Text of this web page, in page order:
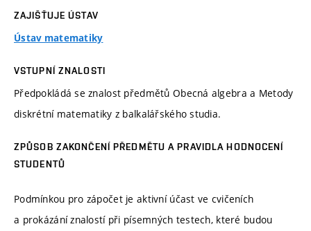
ZAJIŠŤUJE ÚSTAV
Ústav matematiky
VSTUPNÍ ZNALOSTI
Předpokládá se znalost předmětů Obecná algebra a Metody
diskrétní matematiky z balkalářského studia.
ZPŮSOB ZAKONČENÍ PŘEDMĚTU A PRAVIDLA HODNOCENÍ
STUDENTŮ
Podmínkou pro zápočet je aktivní účast ve cvičeních
a prokázání znalostí při písemných testech, které budou